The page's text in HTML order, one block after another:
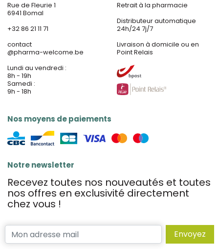
Rue de Fleurie 1
6941 Bomal
+32 86 21 11 71
contact
@pharma-welcome.be
Lundi au vendredi :
8h - 19h
Samedi :
9h - 18h
Nos moyens de paiements
Retrait à la pharmacie
Distributeur automatique
24h/24 7j/7
Livraison à domicile ou en
Point Relais
Notre newsletter
Recevez toutes nos nouveautés et toutes
nos offres en exclusivité directement
chez vous !
Envoyez